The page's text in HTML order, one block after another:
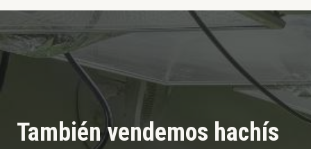
También vendemos hachís